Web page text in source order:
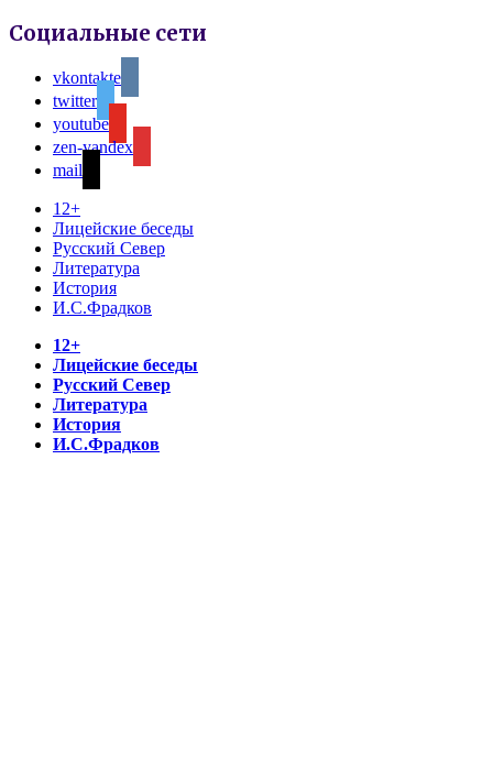
Социальные сети
vkontakte
twitter
youtube
zen-yandex
mail
12+
Лицейские беседы
Русский Север
Литература
История
И.С.Фрадков
12+
Лицейские беседы
Русский Север
Литература
История
И.С.Фрадков